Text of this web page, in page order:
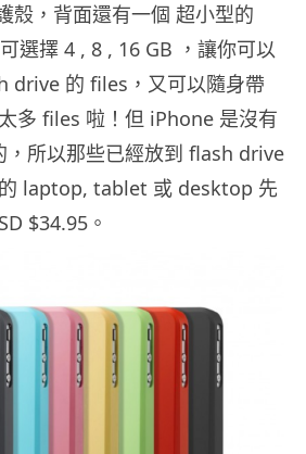
殼，背面還有一個 超小型的
選擇 4 , 8 , 16 GB ，讓你可以
drive 的 files，又可以隨身帶
多 files 啦！但 iPhone 是沒有
，所以那些已經放到 flash drive
laptop, tablet 或 desktop 先
$34.95。